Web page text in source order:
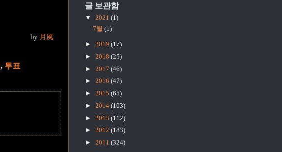
by 月風
, 투표
글 보관함
▼ 2021 (1)
7월 (1)
► 2019 (17)
► 2018 (25)
► 2017 (46)
► 2016 (47)
► 2015 (65)
► 2014 (103)
► 2013 (112)
► 2012 (183)
► 2011 (324)